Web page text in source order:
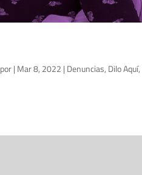
por| Mar 8, 2022 | Denuncias, Dilo Aquí,